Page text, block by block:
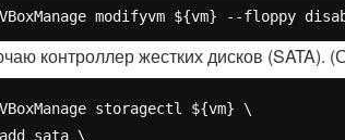
контроллер жестких дисков (SATA).
storagectl ${vm} \
sata \